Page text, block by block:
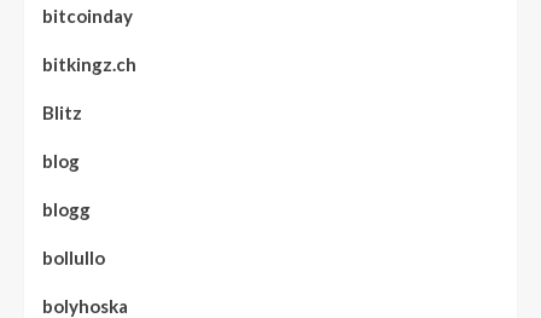
bitcoinday
bitkingz.ch
Blitz
blog
blogg
bollullo
bolyhoska